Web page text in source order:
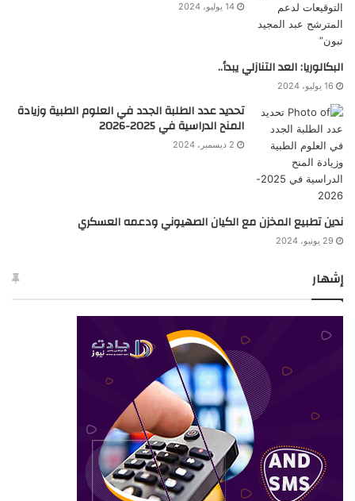
14 يوليو، 2024
البكالوريا: العد التنازلي يبدأ..
16 يوليو، 2024
تحديد عدد الطلبة الجدد في العلوم الطبية وزيادة
المنح الدراسية في 2025-2026
2 ديسمبر، 2024
ندين تطبيع المخزن مع الكيان الصهيوني ودعمه العسكري
29 يونيو، 2024
إشهار